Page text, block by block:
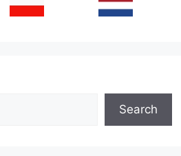
Search